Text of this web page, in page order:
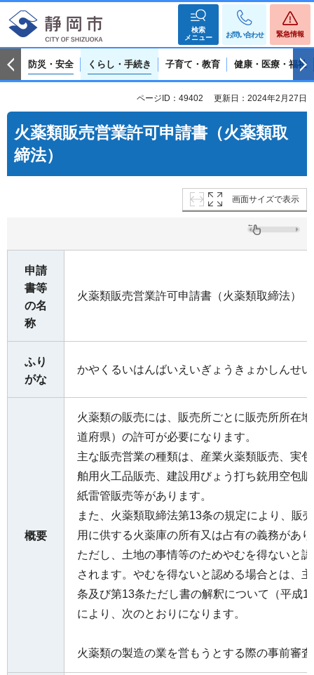
検索
メニュー
お問い合わせ 緊急情報
防災・安全 くらし・手続き 子育て・教育 健康・医療・福祉
ページID：49402 更新日：2024年2月27日
火薬類販売営業許可申請書（火薬類取
締法）
画面サイズで表示
申請
書等
の名
称
火薬類販売営業許可申請書（火薬類取締法）
ふり
がな
かやくるいはんばいえいぎょうきょかしんせ
概要
火薬類の販売には、販売所ごとに販売所所在
道府県）の許可が必要になります。
主な販売営業の種類は、産業火薬類販売、実
舶用火工品販売、建設用びょう打ち銃用空包
紙雷管販売等があります。
また、火薬類取締法第13条の規定により、販
用に供する火薬庫の所有又は占有の義務があ
ただし、土地の事情等のためやむを得ないと
されます。やむを得ないと認める場合とは、
条及び第13条ただし書の解釈について（平成
により、次のとおりになります。
火薬類の製造の業を営もうとする際の事前審